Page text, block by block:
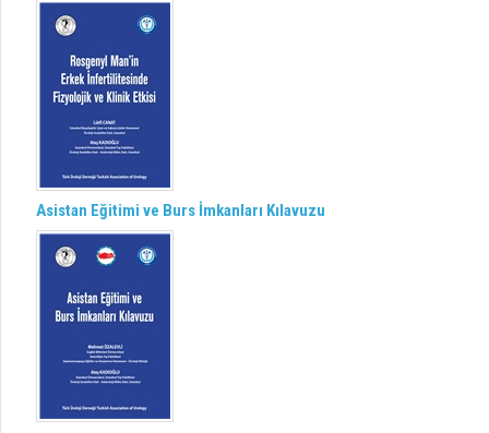
Asistan Eğitimi ve Burs İmkanları Kılavuzu